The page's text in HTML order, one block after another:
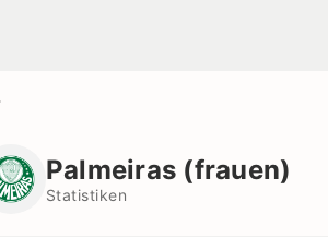
Palmeiras (frauen)
Statistiken